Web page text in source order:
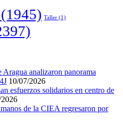
(1945) Taller (1)
Aragua analizaron panorama
10/07/2026
esfuerzos solidarios en centro de
de la CIEA regresaron por